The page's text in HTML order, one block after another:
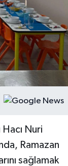
Nuri
Ramazan
sağlamak